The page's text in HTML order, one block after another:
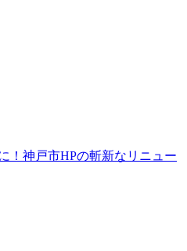
！神戸市HPの斬新なリニュー